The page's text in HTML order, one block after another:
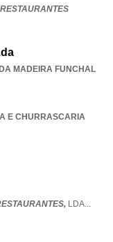
MADEIRA FUNCHAL
E CHURRASCARIA
LDA...